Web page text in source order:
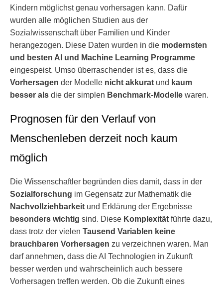
Kindern möglichst genau vorhersagen kann. Dafür
wurden alle möglichen Studien aus der
Sozialwissenschaft über Familien und Kinder
herangezogen. Diese Daten wurden in die modernsten
und besten AI und Machine Learning Programme
eingespeist. Umso überraschender ist es, dass die
Vorhersagen der Modelle nicht akkurat und kaum
besser als die der simplen Benchmark-Modelle waren.
Prognosen für den Verlauf von
Menschenleben derzeit noch kaum
möglich
Die Wissenschaftler begründen dies damit, dass in der
Sozialforschung im Gegensatz zur Mathematik die
Nachvollziehbarkeit und Erklärung der Ergebnisse
besonders wichtig sind. Diese Komplexität führte dazu,
dass trotz der vielen Tausend Variablen keine
brauchbaren Vorhersagen zu verzeichnen waren. Man
darf annehmen, dass die AI Technologien in Zukunft
besser werden und wahrscheinlich auch bessere
Vorhersagen treffen werden. Ob die Zukunft eines